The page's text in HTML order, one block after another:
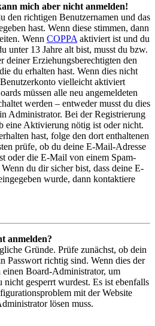
mich aber nicht anmelden!
den richtigen Benutzernamen und das
hast. Wenn diese stimmen, dann
Wenn COPPA aktiviert ist und du
unter 13 Jahre alt bist, musst du bzw.
deiner Erziehungsberechtigten den
du erhalten hast. Wenn dies nicht
vielleicht aktiviert
müssen alle neu angemeldeten
werden – entweder musst du dies
Administrator. Bei der Registrierung
eine Aktivierung nötig ist oder nicht.
hast, folge den dort enthaltenen
prüfe, ob du deine E-Mail-Adresse
oder die E-Mail von einem Spam-
du dir sicher bist, dass deine E-
wurde, dann kontaktiere
anmelden?
Gründe. Prüfe zunächst, ob dein
Passwort richtig sind. Wenn dies der
Board-Administrator, um
nicht gesperrt wurdest. Es ist ebenfalls
mit der Website
lösen muss.